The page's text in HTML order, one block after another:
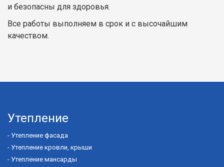
и безопасны для здоровья.
Все работы выполняем в срок и с высочайшим
качеством.
Утепление
- Утепление фасада
- Утепление кровли, крыши
- Утепление мансарды